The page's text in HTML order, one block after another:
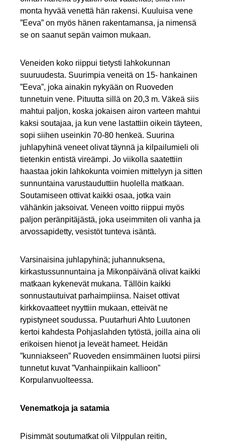
monta hyvää venettä hän rakensi. Kuuluisa vene
”Eeva” on myös hänen rakentamansa, ja nimensä
se on saanut sepän vaimon mukaan.
Veneiden koko riippui tietysti lahkokunnan
suuruudesta. Suurimpia veneitä on 15- hankainen
”Eeva”, joka ainakin nykyään on Ruoveden
tunnetuin vene. Pituutta sillä on 20,3 m. Väkeä siis
mahtui paljon, koska jokaisen airon varteen mahtui
kaksi soutajaa, ja kun vene lastattiin oikein täyteen,
sopi siihen useinkin 70-80 henkeä. Suurina
juhlapyhinä veneet olivat täynnä ja kilpailumieli oli
tietenkin entistä vireämpi. Jo viikolla saatettiin
haastaa jokin lahkokunta voimien mittelyyn ja sitten
sunnuntaina varustauduttiin huolella matkaan.
Soutamiseen ottivat kaikki osaa, jotka vain
vähänkin jaksoivat. Veneen voitto riippui myös
paljon peränpitäjästä, joka useimmiten oli vanha ja
arvossapidetty, vesistöt tunteva isäntä.
Varsinaisina juhlapyhinä; juhannuksena,
kirkastussunnuntaina ja Mikonpäivänä olivat kaikki
matkaan kykenevät mukana. Tällöin kaikki
sonnustautuivat parhaimpiinsa. Naiset ottivat
kirkkovaatteet nyyttiin mukaan, etteivät ne
rypistyneet soudussa. Puutarhuri Ahto Luutonen
kertoi kahdesta Pohjaslahden tytöstä, joilla aina oli
erikoisen hienot ja leveät hameet. Heidän
”kunniakseen” Ruoveden ensimmäinen luotsi piirsi
tunnetut kuvat ”Vanhainpiikain kallioon”
Korpulanvuolteessa.
Venematkoja ja satamia
Pisimmät soutumatkat oli Vilppulan reitin,